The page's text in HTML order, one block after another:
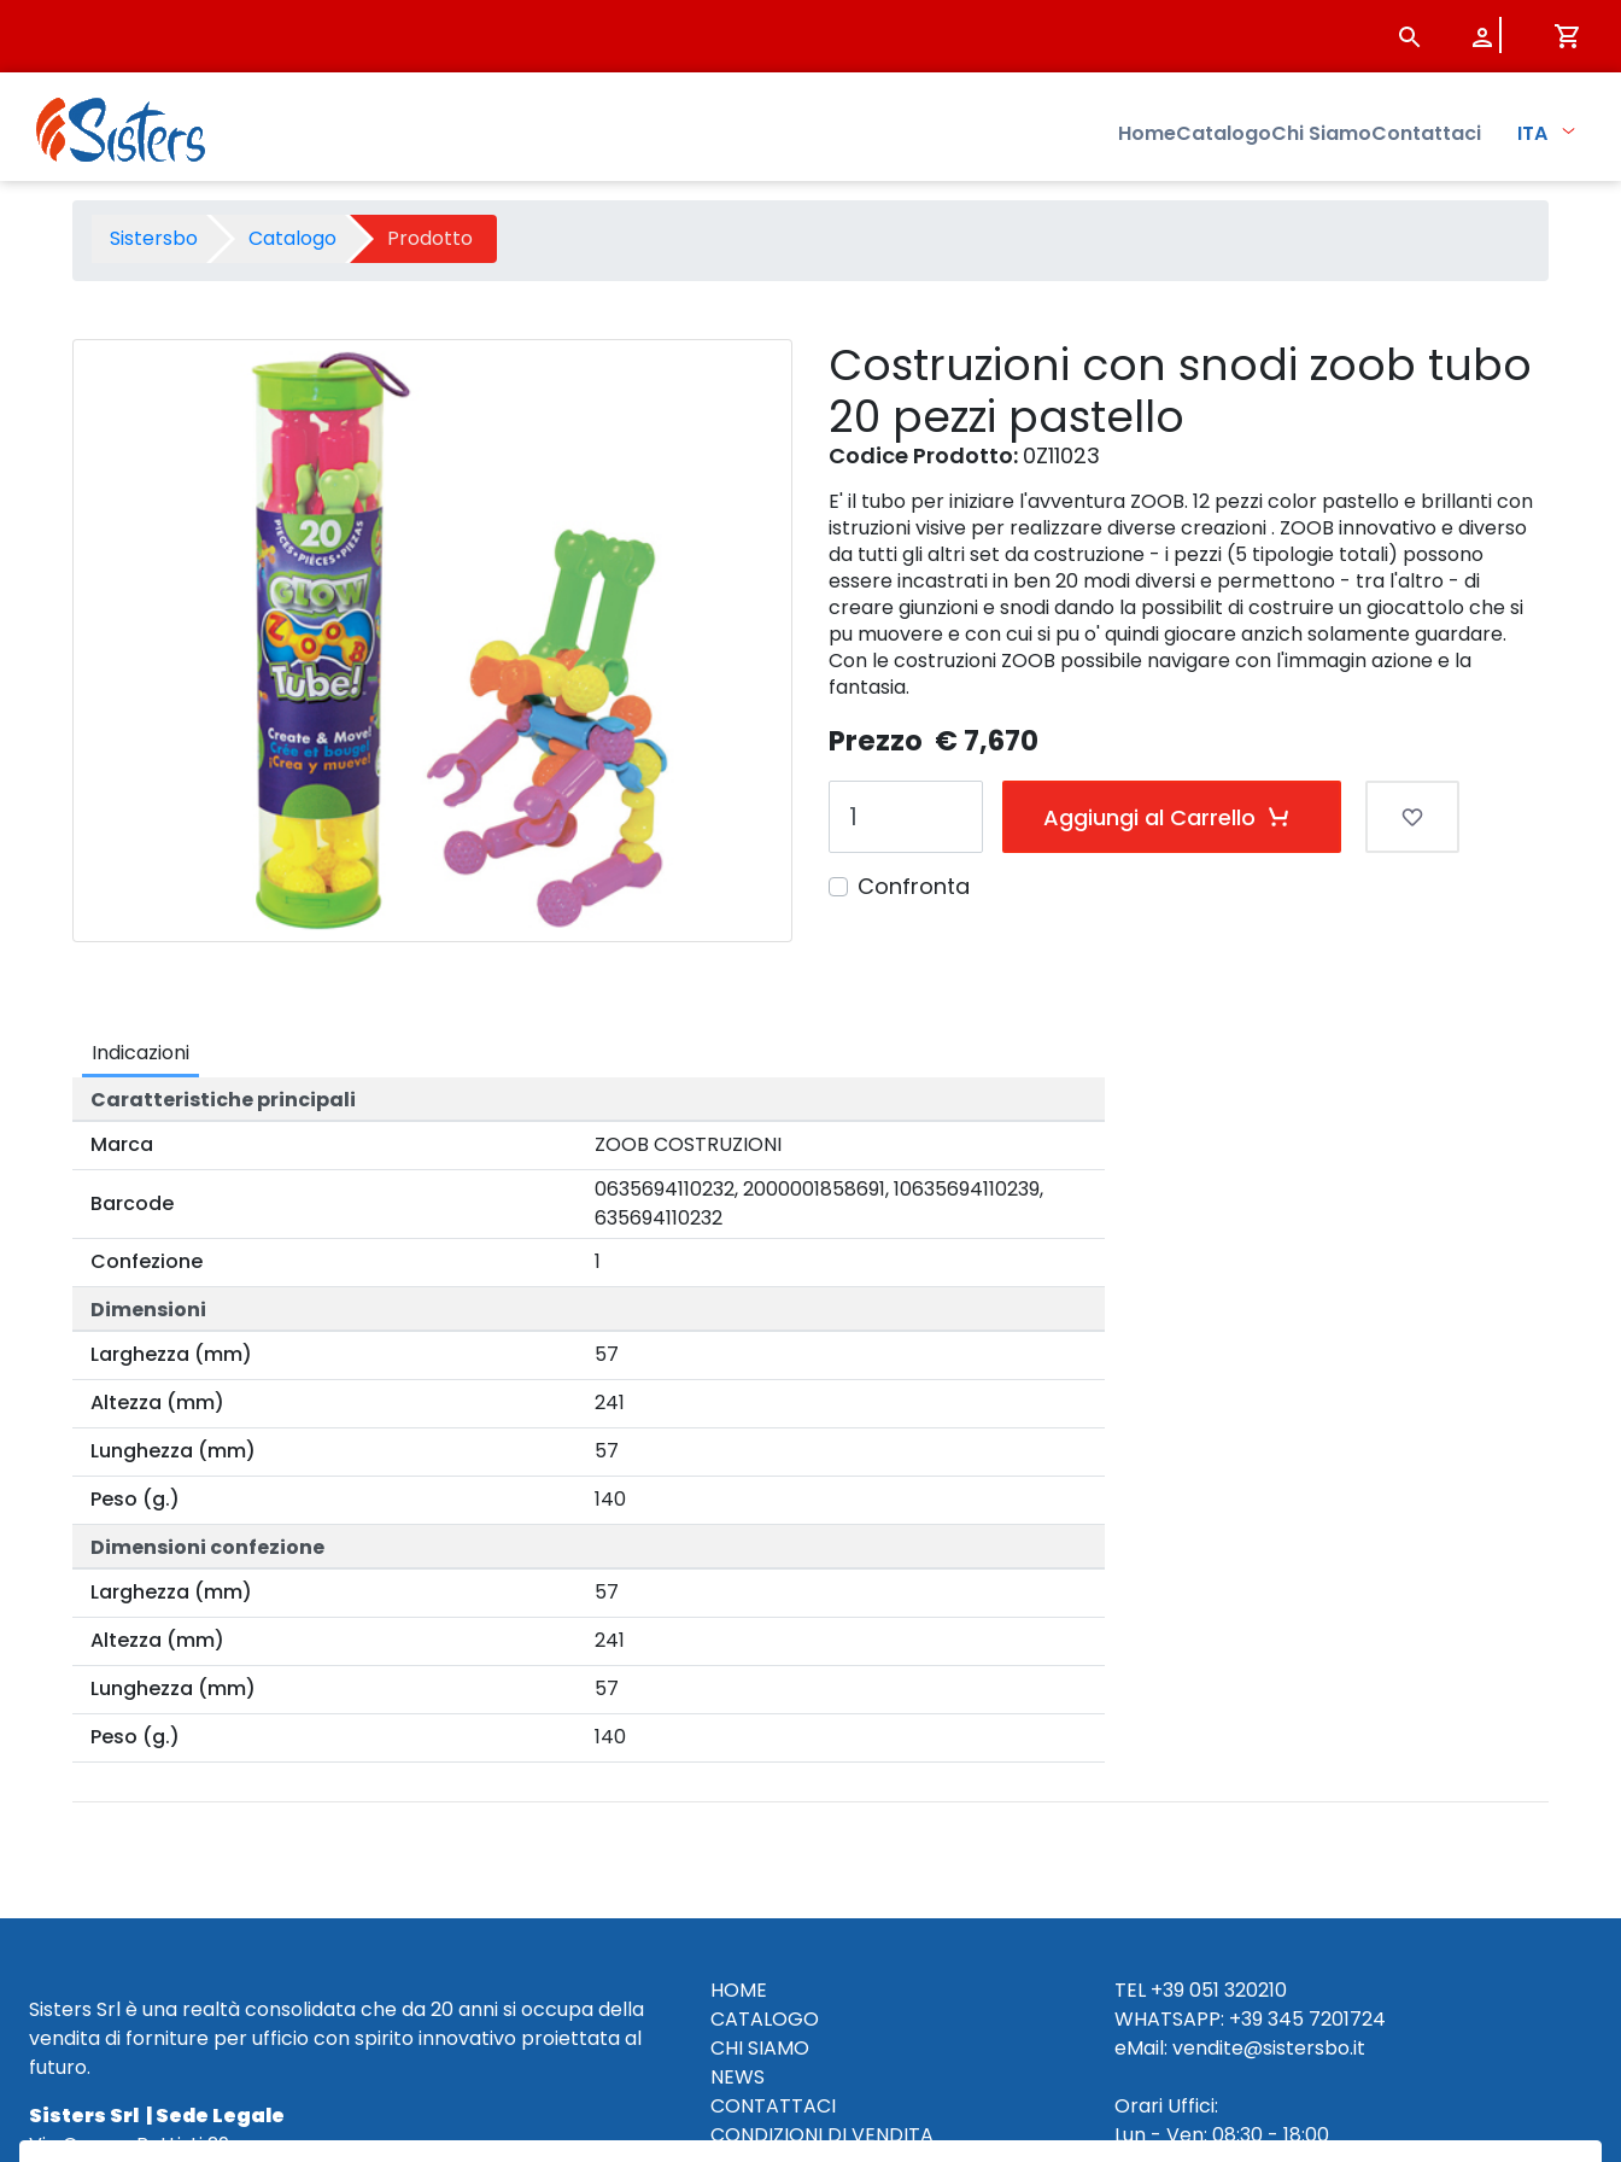
Costruzioni con snodi zoob tubo 20 pezzi pastello - Prodotto - Sistersbo
HomeCatalogoChi SiamoContattaci ITA
Sistersbo Catalogo Prodotto
Costruzioni con snodi zoob tubo
20 pezzi pastello
Codice Prodotto: 0Z11023
E' il tubo per iniziare l'avventura ZOOB. 12 pezzi color pastello e brillanti con
istruzioni visive per realizzare diverse creazioni . ZOOB innovativo e diverso
da tutti gli altri set da costruzione - i pezzi (5 tipologie totali) possono
essere incastrati in ben 20 modi diversi e permettono - tra l'altro - di
creare giunzioni e snodi dando la possibilit di costruire un giocattolo che si
pu muovere e con cui si pu o' quindi giocare anzich solamente guardare.
Con le costruzioni ZOOB possibile navigare con l'immagin azione e la
fantasia.
Prezzo € 7,670
Aggiungi al Carrello
Confronta
Indicazioni
Caratteristiche principali
Marca
ZOOB COSTRUZIONI
Barcode
0635694110232, 2000001858691, 10635694110239,
635694110232
Confezione
1
Dimensioni
Larghezza (mm)
57
Altezza (mm)
241
Lunghezza (mm)
57
Peso (g.)
140
Dimensioni confezione
Larghezza (mm)
57
Altezza (mm)
241
Lunghezza (mm)
57
Peso (g.)
140
Sisters Srl è una realtà consolidata che da 20 anni si occupa della
vendita di forniture per ufficio con spirito innovativo proiettata al
futuro.
Sisters Srl | Sede Legale
Via Cesare Battisti 29
HOME
CATALOGO
CHI SIAMO
NEWS
CONTATTACI
CONDIZIONI DI VENDITA
TEL +39 051 320210
WHATSAPP: +39345 7201724
eMail: vendite@sistersbo.it
Orari Uffici:
Lun - Ven: 08:30 - 18:00